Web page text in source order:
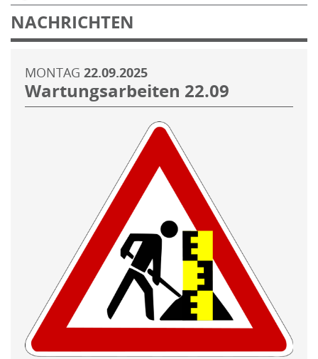
NACHRICHTEN
MONTAG 22.09.2025
Wartungsarbeiten 22.09